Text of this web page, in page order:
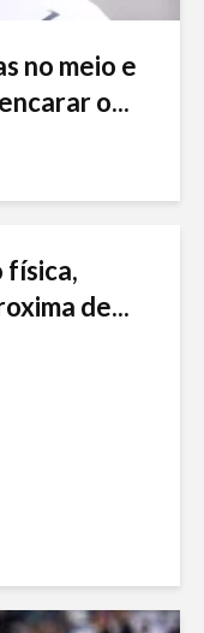
no meio e
o...
física,
de...